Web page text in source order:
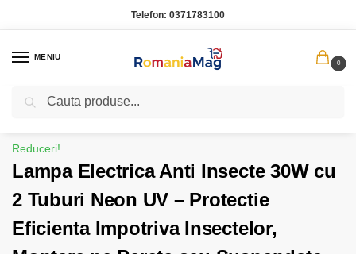
Telefon: 0371783100
MENIU
0
Prima pagină / Casa Gradina
Reduceri!
Lampa Electrica Anti Insecte 30W cu
2 Tuburi Neon UV – Protectie
Eficienta Impotriva Insectelor,